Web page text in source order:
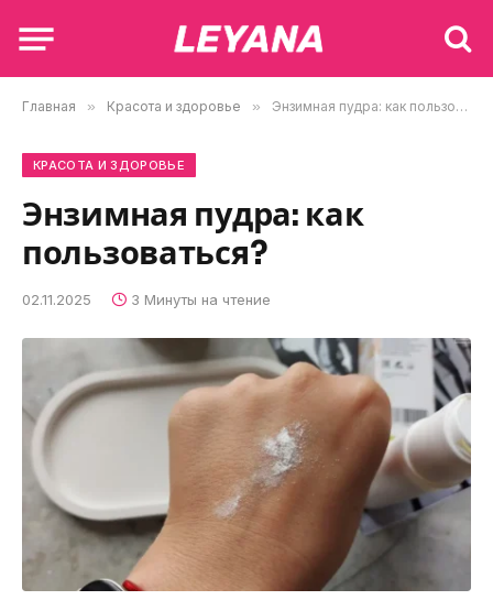
Главная » Красота и здоровье » Энзимная пудра: как пользоваться?
КРАСОТА И ЗДОРОВЬЕ
Энзимная пудра: как
пользоваться?
02.11.2025 3 Минуты на чтение